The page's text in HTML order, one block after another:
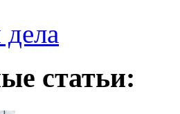
статьи: